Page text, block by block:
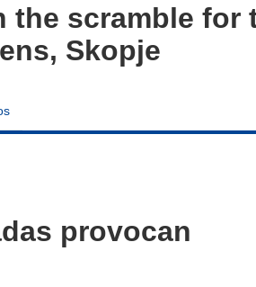
the scramble for
Skopje
provocan